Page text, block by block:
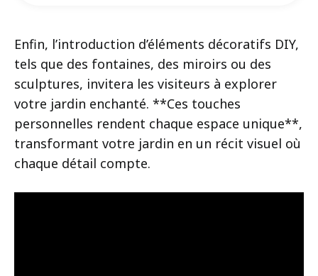
Enfin, l’introduction d’éléments décoratifs DIY,
tels que des fontaines, des miroirs ou des
sculptures, invitera les visiteurs à explorer
votre jardin enchanté. **Ces touches
personnelles rendent chaque espace unique**,
transformant votre jardin en un récit visuel où
chaque détail compte.